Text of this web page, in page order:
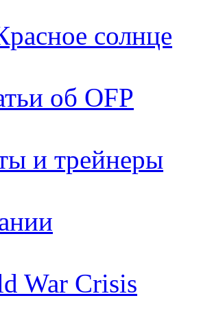
солнце
об OFP
и трейнеры
War Crisis